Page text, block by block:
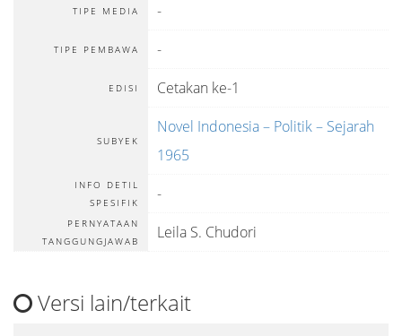
TIPE MEDIA -
TIPE PEMBAWA -
EDISI Cetakan ke-1
SUBYEK
Novel Indonesia – Politik – Sejarah
1965
INFO DETIL
SPESIFIK
-
PERNYATAAN
TANGGUNGJAWAB
Leila S. Chudori
Versi lain/terkait